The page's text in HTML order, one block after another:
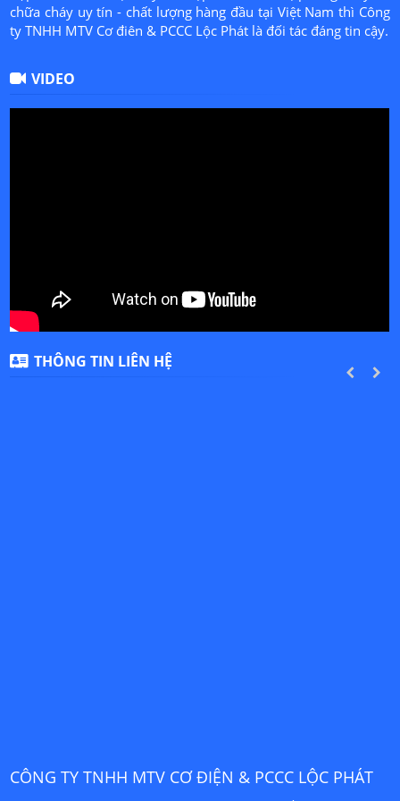
chữa cháy uy tín - chất lượng hàng đầu tại Việt Nam thì Công
ty TNHH MTV Cơ điên & PCCC Lộc Phát là đối tác đáng tin cậy.
VIDEO
THÔNG TIN LIÊN HỆ
PREVIOUS
CÔNG TY TNHH MTV CƠ ĐIỆN & PCCC LỘC PHÁT
NEXT